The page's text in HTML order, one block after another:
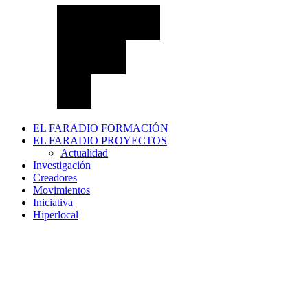
EL FARADIO FORMACIÓN
EL FARADIO PROYECTOS
Actualidad
Investigación
Creadores
Movimientos
Iniciativa
Hiperlocal